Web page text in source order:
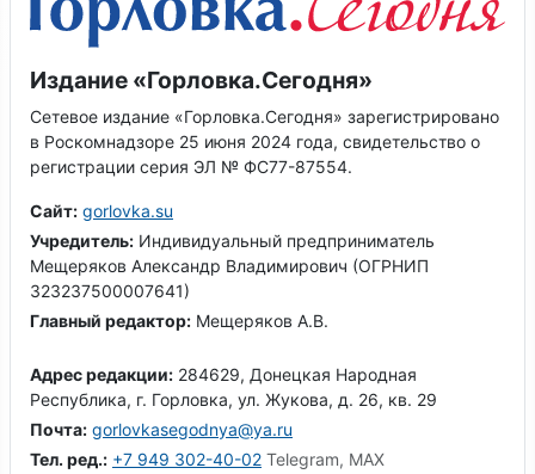
Издание «Горловка.Сегодня»
Сетевое издание «Горловка.Сегодня» зарегистрировано
в Роскомнадзоре 25 июня 2024 года, свидетельство о
регистрации серия ЭЛ № ФС77-87554.
Сайт: gorlovka.su
Учредитель: Индивидуальный предприниматель
Мещеряков Александр Владимирович (ОГРНИП
323237500007641)
Главный редактор: Мещеряков А.В.
Адрес редакции: 284629, Донецкая Народная
Республика, г. Горловка, ул. Жукова, д. 26, кв. 29
Почта: gorlovkasegodnya@ya.ru
Тел. ред.: +7 949 302-40-02 Telegram, MAX